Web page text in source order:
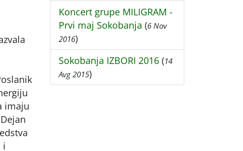
imaju
i
Koncert grupe MILIGRAM -
Prvi maj Sokobanja (6 Nov
2016)
Sokobanja IZBORI 2016 (14
Avg 2015)